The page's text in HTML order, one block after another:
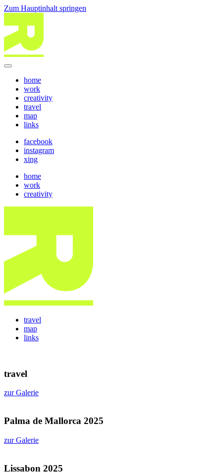
Zum Hauptinhalt springen
home
work
creativity
travel
map
links
facebook
instagram
xing
home
work
creativity
travel
map
links
travel
zur Galerie
Palma de Mallorca 2025
zur Galerie
Lissabon 2025